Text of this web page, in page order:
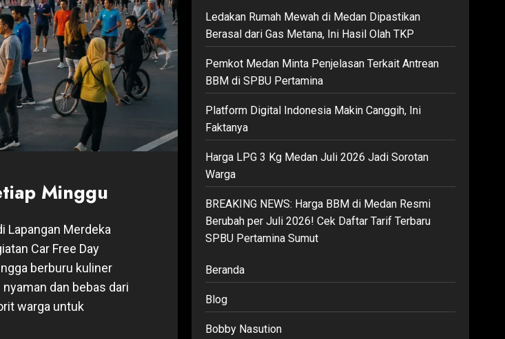
Minggu
Lapangan Merdeka
Car Free Day
berburu kuliner
dan bebas dari
warga untuk
Ledakan Rumah Mewah di Medan Dipastikan
Berasal dari Gas Metana, Ini Hasil Olah TKP
Pemkot Medan Minta Penjelasan Terkait Antrean
BBM di SPBU Pertamina
Platform Digital Indonesia Makin Canggih, Ini
Faktanya
Harga LPG 3 Kg Medan Juli 2026 Jadi Sorotan
Warga
BREAKING NEWS: Harga BBM di Medan Resmi
Berubah per Juli 2026! Cek Daftar Tarif Terbaru
SPBU Pertamina Sumut
Beranda
Blog
Bobby Nasution